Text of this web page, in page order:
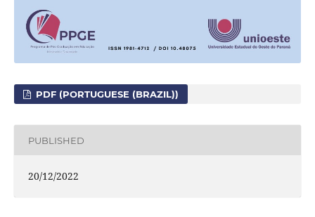
PDF (PORTUGUESE (BRAZIL))
PUBLISHED
20/12/2022